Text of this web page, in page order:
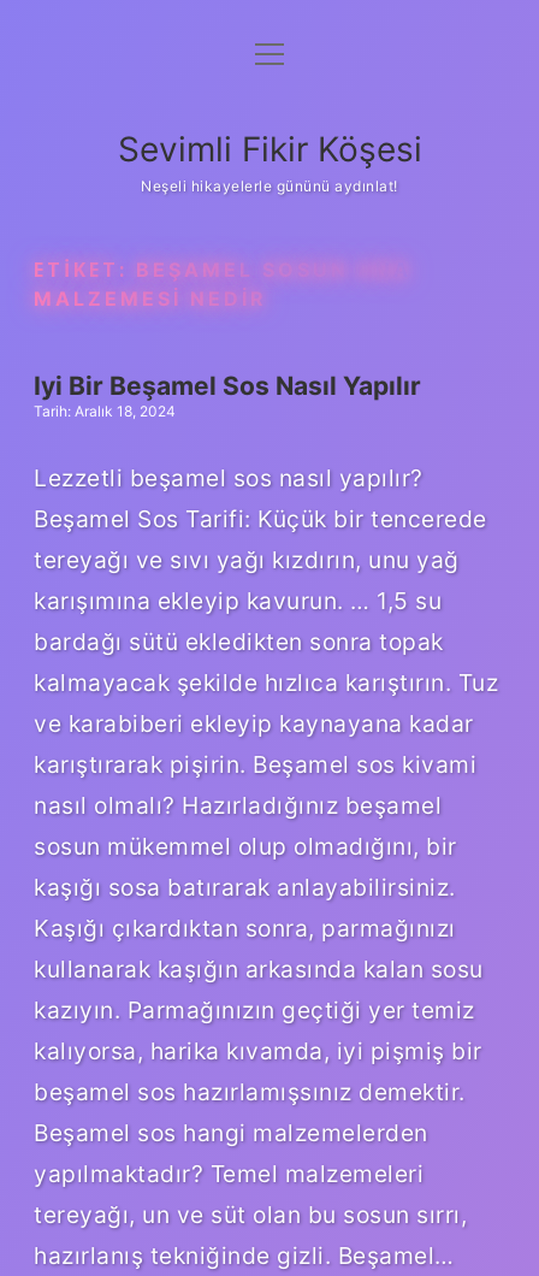
Anasayfa
Yasal Uyarı
menüyü
Sevimli Fikir Köşesi
Neşeli hikayelerle gününü aydınlat!
ETIKET: BEŞAMEL SOSUN ANA
MALZEMESI NEDIR
Iyi Bir Beşamel Sos Nasıl Yapılır
Tarih: Aralık 18, 2024
Lezzetli beşamel sos nasıl yapılır?
Beşamel Sos Tarifi: Küçük bir tencerede
tereyağı ve sıvı yağı kızdırın, unu yağ
karışımına ekleyip kavurun. … 1,5 su
bardağı sütü ekledikten sonra topak
kalmayacak şekilde hızlıca karıştırın. Tuz
ve karabiberi ekleyip kaynayana kadar
karıştırarak pişirin. Beşamel sos kivami
nasıl olmalı? Hazırladığınız beşamel
sosun mükemmel olup olmadığını, bir
kaşığı sosa batırarak anlayabilirsiniz.
Kaşığı çıkardıktan sonra, parmağınızı
kullanarak kaşığın arkasında kalan sosu
kazıyın. Parmağınızın geçtiği yer temiz
kalıyorsa, harika kıvamda, iyi pişmiş bir
beşamel sos hazırlamışsınız demektir.
Beşamel sos hangi malzemelerden
yapılmaktadır? Temel malzemeleri
tereyağı, un ve süt olan bu sosun sırrı,
hazırlanış tekniğinde gizli. Beşamel…